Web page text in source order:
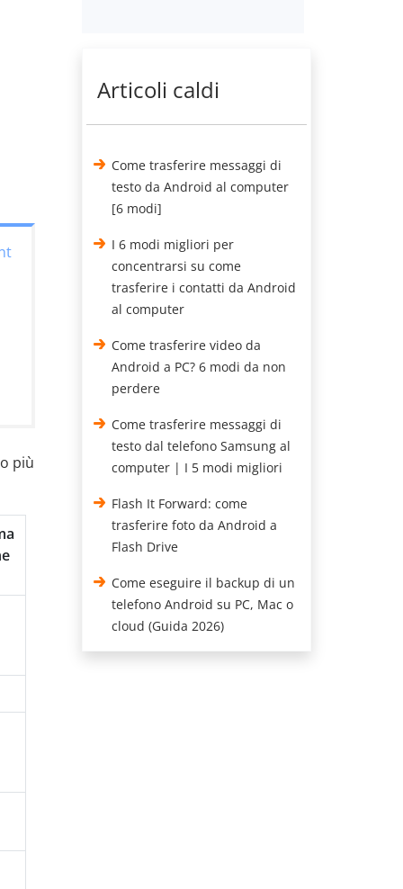
più
Articoli caldi
Come trasferire messaggi di
testo da Android al computer
[6 modi]
I 6 modi migliori per
concentrarsi su come
trasferire i contatti da Android
al computer
Come trasferire video da
Android a PC? 6 modi da non
perdere
Come trasferire messaggi di
testo dal telefono Samsung al
computer | I 5 modi migliori
Flash It Forward: come
trasferire foto da Android a
Flash Drive
Come eseguire il backup di un
telefono Android su PC, Mac o
cloud (Guida 2026)